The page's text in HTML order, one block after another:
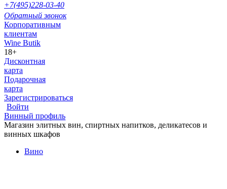
+7(495)228-03-40
Обратный звонок
Корпоративным
клиентам
Wine Butik
18+
Дисконтная
карта
Подарочная
карта
Зарегистрироваться
Войти
Винный профиль
Магазин элитных вин, спиртных напитков, деликатесов и
винных шкафов
Вино